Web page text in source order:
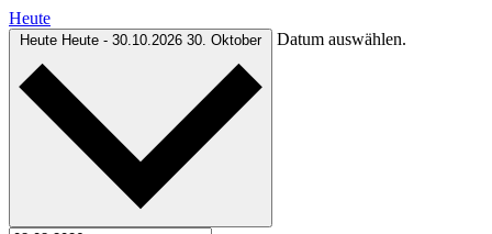
Heute
Heute Heute - 30.10.2026 30. Oktober Datum auswählen.